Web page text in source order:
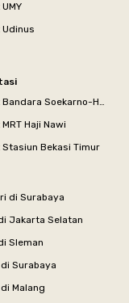
Kost dekat Bandara Soekarno-Hatta
Haji Nawi
Bekasi Timur
di Surabaya
Jakarta Selatan
Sleman
Surabaya
Malang